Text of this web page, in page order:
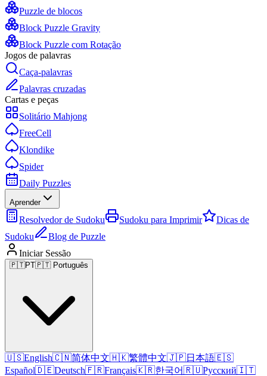
Puzzle de blocos
Block Puzzle Gravity
Block Puzzle com Rotação
Jogos de palavras
Caça-palavras
Palavras cruzadas
Cartas e peças
Solitário Mahjong
FreeCell
Klondike
Spider
Daily Puzzles
Aprender
Resolvedor de Sudoku Sudoku para Imprimir
Dicas de
Sudoku
Blog de Puzzle
Iniciar Sessão
🇵🇹PT🇵🇹 Português
🇺🇸English🇨🇳简体中文🇭🇰繁體中文🇯🇵日本語🇪🇸
Español🇩🇪Deutsch🇫🇷Français🇰🇷한국어🇷🇺Русский🇮🇹